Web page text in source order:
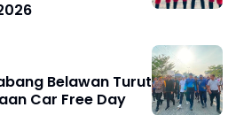
Belawan Turut
Car Free Day